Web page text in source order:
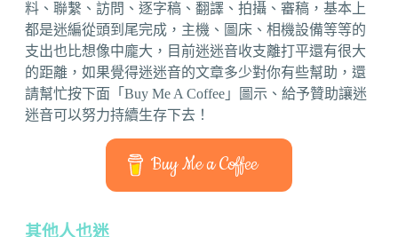
料、聯繫、訪問、逐字稿、翻譯、拍攝、審稿，基本上
都是迷編從頭到尾完成，主機、圖床、相機設備等等的
支出也比想像中龐大，目前迷迷音收支離打平還有很大
的距離，如果覺得迷迷音的文章多少對你有些幫助，還
請幫忙按下面「Buy Me A Coffee」圖示、給予贊助讓迷
迷音可以努力持續生存下去！
Buy Me a Coffee
其他人也迷